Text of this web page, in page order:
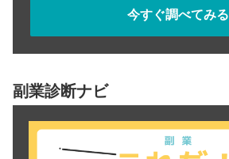
今すぐ調べてみる
副業診断ナビ